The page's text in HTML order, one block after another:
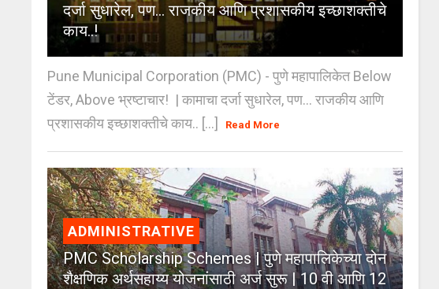
दर्जा सुधारेल, पण… राजकीय आणि प्रशासकीय इच्छाशक्तीचे
काय..!
Pune Municipal Corporation (PMC) - पुणे महापालिकेत Below
टेंडर, Above भ्रष्टाचार! | कामाचा दर्जा सुधारेल, पण… राजकीय आणि
प्रशासकीय इच्छाशक्तीचे काय.. [...]
Read More
ADMINISTRATIVE
PMC Scholarship Schemes | पुणे महापालिकेच्या दोन
शैक्षणिक अर्थसहाय्य योजनांसाठी अर्ज सुरू | 10 वी आणि 12